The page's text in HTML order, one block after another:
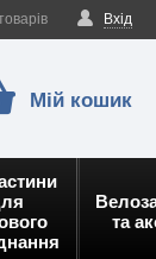
Вхід
Мій кошик
та